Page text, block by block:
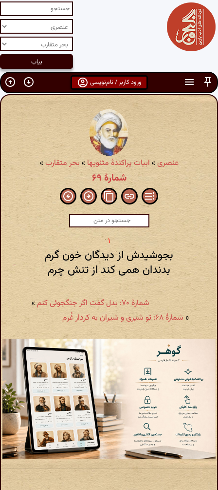
ورود کاربر / نام‌نویسی
عنصری» ابیات پراکندهٔ مثنویها » بحر متقارب »
شمارهٔ ۶۹
بجوشیدش از دیدگان خون گرم
بدندان همی کند از تنش چرم
شمارهٔ ۷۰: بدل گفت اگر جنگجوئی کنم
»
« شمارهٔ ۶۸: تو شیری و شیران به کردار غُرم